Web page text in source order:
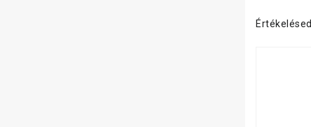
Értékelésed